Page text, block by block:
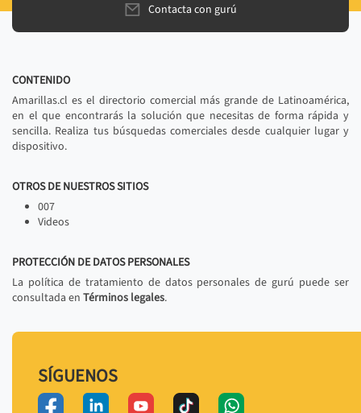
Contacta con gurú
CONTENIDO
Amarillas.cl es el directorio comercial más grande de Latinoamérica,
en el que encontrarás la solución que necesitas de forma rápida y
sencilla. Realiza tus búsquedas comerciales desde cualquier lugar y
dispositivo.
OTROS DE NUESTROS SITIOS
007
Videos
PROTECCIÓN DE DATOS PERSONALES
La política de tratamiento de datos personales de gurú puede ser
consultada en Términos legales.
SÍGUENOS